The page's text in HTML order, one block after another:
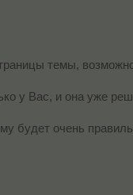
темы,
у Вас, и она уже
будет очень